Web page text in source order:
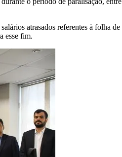
atrasados referentes à folha
esse fim.